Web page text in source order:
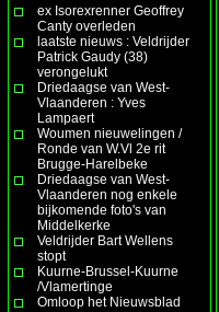
ex Isorexrenner Geoffrey
Canty overleden
laatste nieuws : Veldrijder
Patrick Gaudy (38)
verongelukt
Driedaagse van West-
Vlaanderen : Yves
Lampaert
Woumen nieuwelingen /
Ronde van W.Vl 2e rit
Brugge-Harelbeke
Driedaagse van West-
Vlaanderen nog enkele
bijkomende foto's van
Middelkerke
Veldrijder Bart Wellens
stopt
Kuurne-Brussel-Kuurne
/Vlamertinge
Omloop het Nieuwsblad